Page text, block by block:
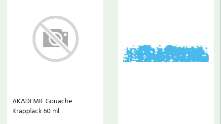
AKADEMIE Gouache
Krapplack 60 ml